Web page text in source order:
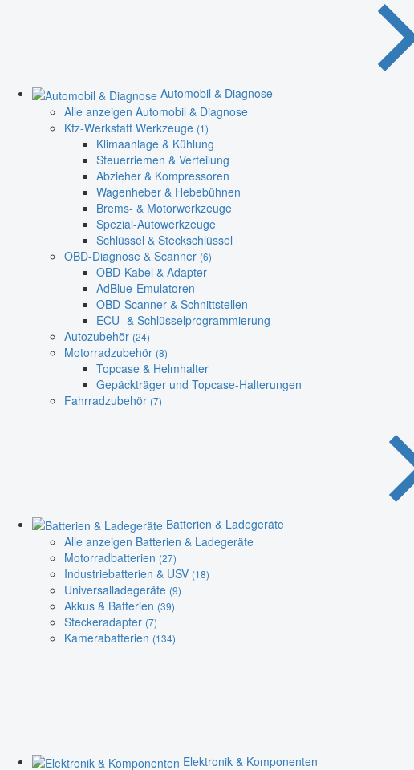
Automobil & Diagnose
Alle anzeigen Automobil & Diagnose
Kfz-Werkstatt Werkzeuge (1)
Klimaanlage & Kühlung
Steuerriemen & Verteilung
Abzieher & Kompressoren
Wagenheber & Hebebühnen
Brems- & Motorwerkzeuge
Spezial-Autowerkzeuge
Schlüssel & Steckschlüssel
OBD-Diagnose & Scanner (6)
OBD-Kabel & Adapter
AdBlue-Emulatoren
OBD-Scanner & Schnittstellen
ECU- & Schlüsselprogrammierung
Autozubehör (24)
Motorradzubehör (8)
Topcase & Helmhalter
Gepäckträger und Topcase-Halterungen
Fahrradzubehör (7)
Batterien & Ladegeräte
Alle anzeigen Batterien & Ladegeräte
Motorradbatterien (27)
Industriebatterien & USV (18)
Universalladegeräte (9)
Akkus & Batterien (39)
Steckeradapter (7)
Kamerabatterien (134)
Elektronik & Komponenten